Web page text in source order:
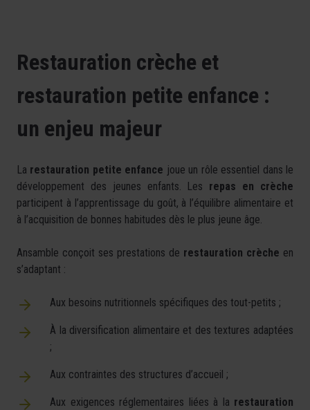
Restauration crèche et
restauration petite enfance :
un enjeu majeur
La restauration petite enfance joue un rôle essentiel dans le
développement des jeunes enfants. Les repas en crèche
participent à l’apprentissage du goût, à l’équilibre alimentaire et
à l’acquisition de bonnes habitudes dès le plus jeune âge.
Ansamble conçoit ses prestations de restauration crèche en
s’adaptant :
Aux besoins nutritionnels spécifiques des tout-petits ;
À la diversification alimentaire et des textures adaptées
;
Aux contraintes des structures d’accueil ;
Aux exigences réglementaires liées à la restauration